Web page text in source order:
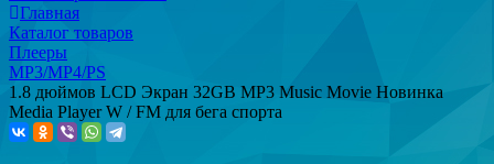
Главная
Каталог товаров
Плееры
MP3/MP4/PS
1.8 дюймов LCD Экран 32GB MP3 Music Movie Новинка
Media Player W / FM для бега спорта